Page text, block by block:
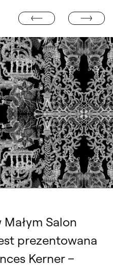
PRZYSZŁOŚCI
Salon
prezentowana
Kerner –